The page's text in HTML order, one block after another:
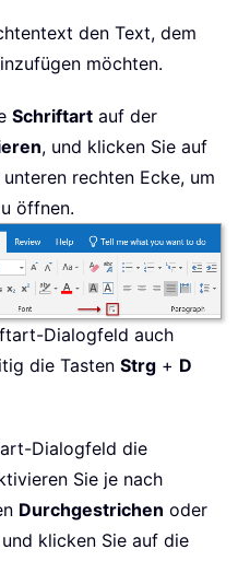
den Text, dem
möchten.
Schriftart auf der
, und klicken Sie auf
rechten Ecke, um
öffnen.
Dialogfeld auch
die Tasten Strg + D
Dialogfeld die
Sie je nach
Durchgestrichen oder
und klicken Sie auf die